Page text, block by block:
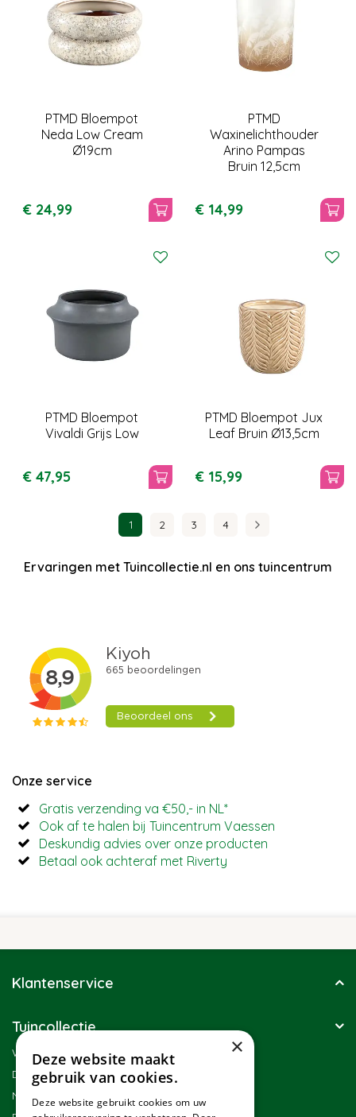
PTMD Bloempot
Neda Low Cream
Ø19cm
€ 24,99
PTMD
Waxinelichthouder
Arino Pampas
Bruin 12,5cm
€ 14,99
PTMD Bloempot
Vivaldi Grijs Low
€ 47,95
PTMD Bloempot Jux
Leaf Bruin Ø13,5cm
€ 15,99
1 2 3 4
Ervaringen met Tuincollectie.nl en ons tuincentrum
Onze service
Gratis verzending va €50,- in NL*
Ook af te halen bij Tuincentrum Vaessen
Deskundig advies over onze producten
Betaal ook achteraf met Riverty
Klantenservice
Tuincollectie
Winkel
Duurzaamheid
Nieuwsbrief
×
Deze website maakt
gebruik van cookies.
Deze website gebruikt cookies om uw